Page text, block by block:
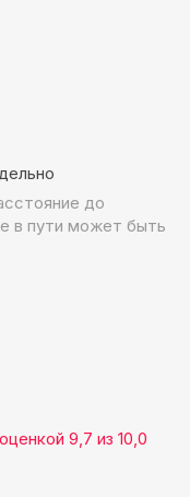
до
в пути может быть
9,7 из 10,0